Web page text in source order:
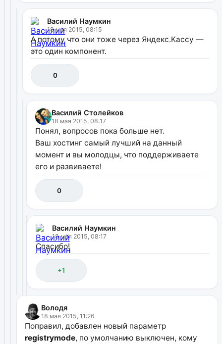
Василий Наумкин
18 мая 2015, 08:15
А потому что они тоже через Яндекс.Кассу —
это один компонент.
0
Василий Столейков
18 мая 2015, 08:17
Понял, вопросов пока больше нет.
Ваш хостинг самый лучший на данный
момент и вы молодцы, что поддерживаете
его и развиваете!
0
Василий Наумкин
18 мая 2015, 08:17
Спасибо!
+1
Володя
18 мая 2015, 11:26
Поправил, добавлен новый параметр
registrymode, по умолчанию выключен, кому